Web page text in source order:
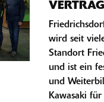
wird seit
Standort
und ist ein
und
Kawasaki